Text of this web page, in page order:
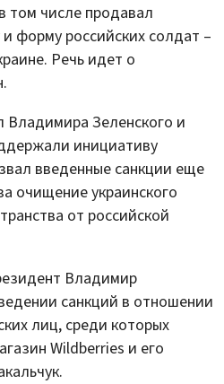
том числе продавал
форму российских солдат –
Речь идет о
Владимира Зеленского и
инициативу
введенные санкции еще
очищение украинского
от российской
Владимир
санкций в отношении
лиц, среди которых
Wildberries и его